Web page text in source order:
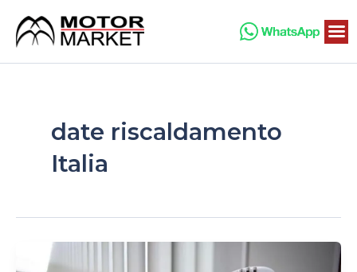
contenuto
date riscaldamento
Italia
Quando